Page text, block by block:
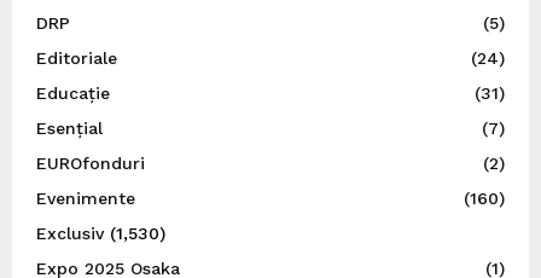
DRP
(5)
Editoriale
(24)
Educație
(31)
Esențial
(7)
EUROfonduri
(2)
Evenimente
(160)
Exclusiv(1,530)
Expo 2025 Osaka
(1)